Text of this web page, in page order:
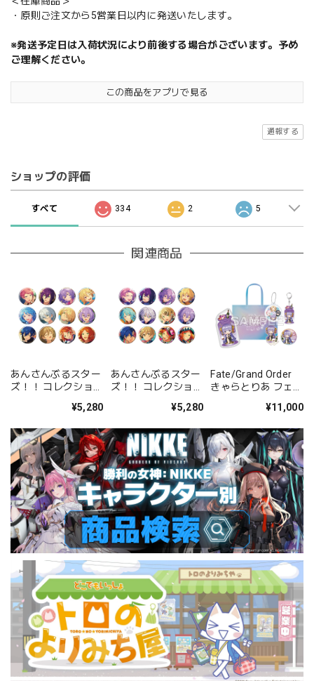
・原則ご注文から5営業日以内に発送いたします。
※発送予定日は入荷状況により前後する場合がございます。予め
ご理解ください。
この商品をアプリで見る
通報する
ショップの評価
すべて 334 2 5
関連商品
あんさんぶるスター
ズ！！ コレクション
¥5,280
あんさんぶるスター
ズ！！ コレクション
¥5,280
Fate/Grand Order
きゃらとりあ フェス
サー/BBドバイ¥11,000